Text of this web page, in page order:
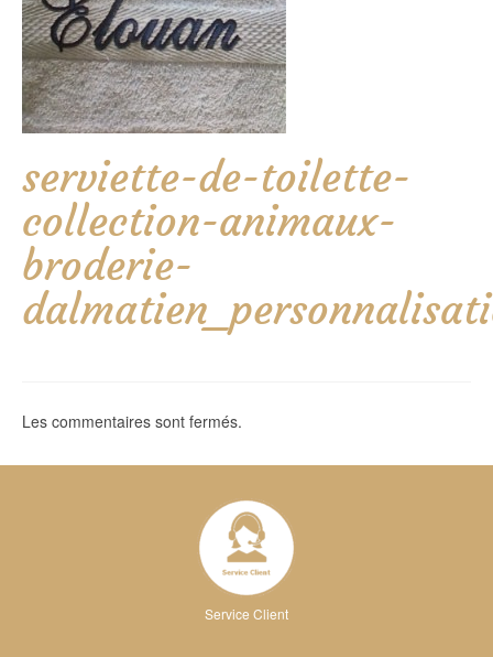
serviette-de-toilette-
collection-animaux-
broderie-
Les commentaires sont fermés.
Service Client